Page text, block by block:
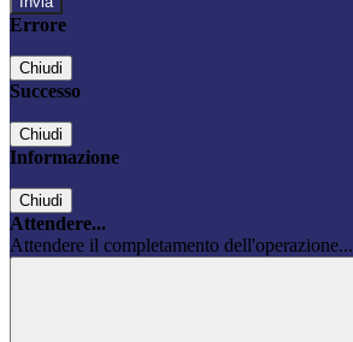
Errore
Chiudi
Successo
Chiudi
Informazione
Chiudi
Attendere...
Attendere il completamento dell'operazione...